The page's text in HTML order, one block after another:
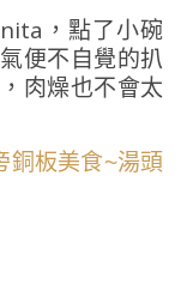
，點了小碗
便不自覺的扒
肉燥也不會太